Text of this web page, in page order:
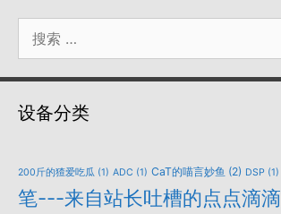
索：
设备分类
200斤的猹爱吃瓜 (1) ADC (1) CaT的喵言妙鱼 (2) DSP (1)
笔---来自站长吐槽的点点滴滴